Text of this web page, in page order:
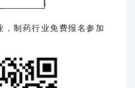
制药行业免费报名参加